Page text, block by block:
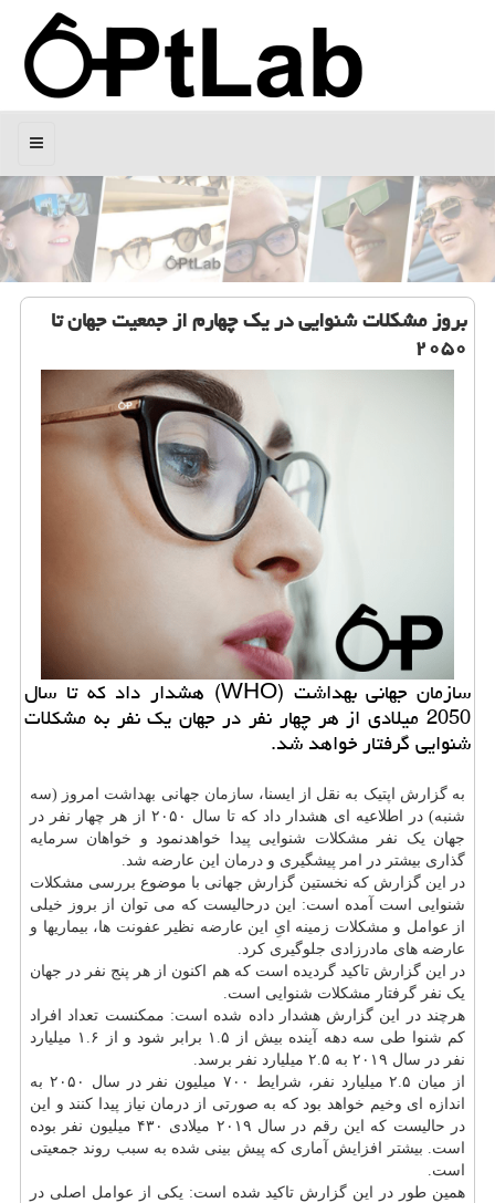
منو
بروز مشكلات شنوایی در یك چهارم از جمعیت جهان تا
۲۰۵۰
سازمان جهانی بهداشت (WHO) هشدار داد که تا سال
2050 میلادی از هر چهار نفر در جهان یک نفر به مشکلات
شنوایی گرفتار خواهد شد.
به گزارش اپتیک به نقل از ایسنا، سازمان جهانی بهداشت امروز (سه
شنبه) در اطلاعیه ای هشدار داد که تا سال ۲۰۵۰ از هر چهار نفر در
جهان یک نفر مشکلات شنوایی پیدا خواهدنمود و خواهان سرمایه
گذاری بیشتر در امر پیشگیری و درمان این عارضه شد.
در این گزارش که نخستین گزارش جهانی با موضوع بررسی مشکلات
شنوایی است آمده است: این درحالیست که می توان از بروز خیلی
از عوامل و مشکلات زمینه ایِ این عارضه نظیر عفونت ها، بیماریها و
عارضه های مادرزادی جلوگیری کرد.
در این گزارش تاکید گردیده است که هم اکنون از هر پنج نفر در جهان
یک نفر گرفتار مشکلات شنوایی است.
هرچند در این گزارش هشدار داده شده است: ممکنست تعداد افراد
کم شنوا طی سه دهه آینده بیش از ۱.۵ برابر شود و از ۱.۶ میلیارد
نفر در سال ۲۰۱۹ به ۲.۵ میلیارد نفر برسد.
از میان ۲.۵ میلیارد نفر، شرایط ۷۰۰ میلیون نفر در سال ۲۰۵۰ به
اندازه ای وخیم خواهد بود که به صورتی از درمان نیاز پیدا کنند و این
در حالیست که این رقم در سال ۲۰۱۹ میلادی ۴۳۰ میلیون نفر بوده
است. بیشتر افزایش آماری که پیش بینی شده به سبب روند جمعیتی
است.
همین طور در این گزارش تاکید شده است: یکی از عوامل اصلی در